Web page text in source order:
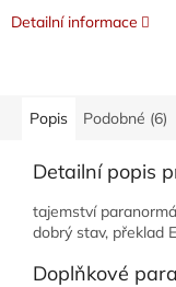
Detailní informace
Popis Podobné (6)
Detailní popis
tajemství
dobrý stav, překlad
Doplňkové